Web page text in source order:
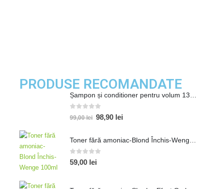
PRODUSE RECOMANDATE
out of 5
99,00lei 98,90 lei
0out of 5
59,00 lei